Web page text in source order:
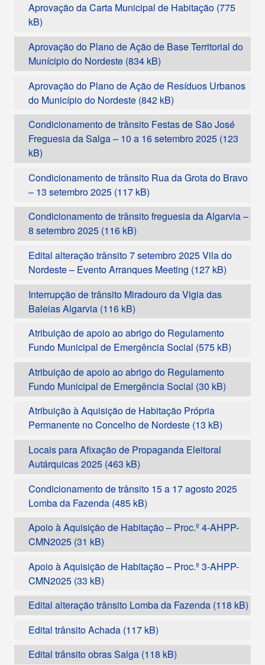
Aprovação da Carta Municipal de Habitação
Aprovação do Plano de Ação de Base Territorial do
Munícipio do Nordeste
Aprovação do Plano de Ação de Resíduos Urbanos
do Município do Nordeste
Condicionamento de trânsito Festas de São José
Freguesia da Salga – 10 a 16 setembro 2025
Condicionamento de trânsito Rua da Grota do Bravo
– 13 setembro 2025
Condicionamento de trânsito freguesia da Algarvia –
8 setembro 2025
Edital alteração trânsito 7 setembro 2025 Vila do
Nordeste – Evento Arranques Meeting
Interrupção de trânsito Miradouro da Vigia das
Baleias Algarvia
Atribuição de apoio ao abrigo do Regulamento
Fundo Municipal de Emergência Social
Atribuição de apoio ao abrigo do Regulamento
Fundo Municipal de Emergência Social
Atribuição à Aquisição de Habitação Própria
Permanente no Concelho de Nordeste
Locais para Afixação de Propaganda Eleitoral
Autárquicas 2025
Condicionamento de trânsito 15 a 17 agosto 2025
Lomba da Fazenda
Apoio à Aquisição de Habitação – Proc.º 4-AHPP-
CMN2025
Apoio à Aquisição de Habitação – Proc.º 3-AHPP-
CMN2025
Edital alteração trânsito Lomba da Fazenda
Edital trânsito Achada
Edital trânsito obras Salga